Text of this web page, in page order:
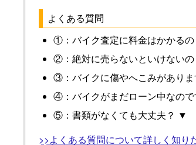
よくある質問
①：バイク査定に料金はかかる
②：絶対に売らないといけない
③：バイクに傷やへこみがあり
④：バイクがまだローン中なの
⑤：書類がなくても大丈夫？ ▼
>>よくある質問について詳しく知り